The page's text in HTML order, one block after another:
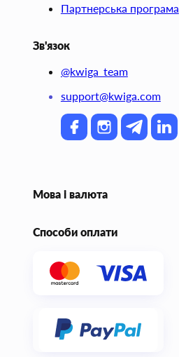
Партнерська програма
Зв'язок
@kwiga_team
support@kwiga.com
Мова і валюта
Способи оплати